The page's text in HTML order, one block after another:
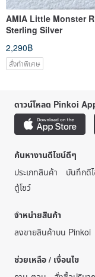
AMIA Little Monster
Sterling Silver
2,290฿
สั่งทำพิเศษ
ดาวน์โหลด Pinkoi
ค้นหางานดีไซน์ดีๆ
ประเภทสินค้า
บันทึกดี
ตู้โชว์
จำหน่ายสินค้า
ลงขายสินค้าบน Pinkoi
ช่วยเหลือ / เงื่อนไข